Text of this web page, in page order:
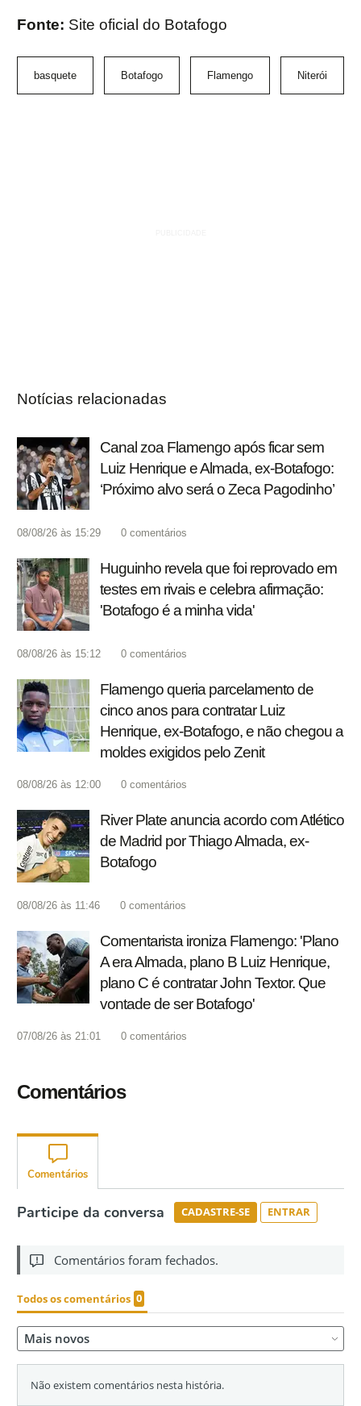
Fonte: Site oficial do Botafogo
basquete Botafogo Flamengo Niterói
Notícias relacionadas
Canal zoa Flamengo após ficar sem
Luiz Henrique e Almada, ex-Botafogo:
‘Próximo alvo será o Zeca Pagodinho’
08/08/26 às 15:29 0 comentários
Huguinho revela que foi reprovado em
testes em rivais e celebra afirmação:
'Botafogo é a minha vida'
08/08/26 às 15:12 0 comentários
Flamengo queria parcelamento de
cinco anos para contratar Luiz
Henrique, ex-Botafogo, e não chegou a
moldes exigidos pelo Zenit
08/08/26 às 12:00 0 comentários
River Plate anuncia acordo com Atlético
de Madrid por Thiago Almada, ex-
Botafogo
08/08/26 às 11:46 0 comentários
Comentarista ironiza Flamengo: 'Plano
A era Almada, plano B Luiz Henrique,
plano C é contratar John Textor. Que
vontade de ser Botafogo'
07/08/26 às 21:01 0 comentários
Comentários